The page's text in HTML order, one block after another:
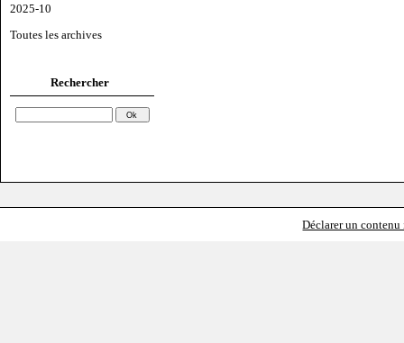
2025-10
Toutes les archives
Rechercher
Déclarer un